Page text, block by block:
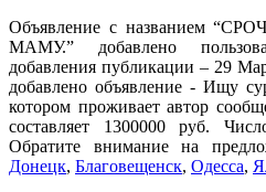
Объявление с названием
МАМУ.” добавлено
добавления публикации – 29
добавлено объявление - Ищу
котором проживает автор
составляет 1300000 руб.
Обратите внимание на
Донецк, Благовещенск, Одесса,